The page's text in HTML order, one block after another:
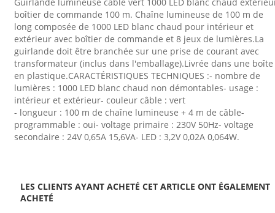
boîtier de commande 100 m. Chaîne lumineuse de 100 m de
long composée de 1000 LED blanc chaud pour intérieur et
extérieur avec boîtier de commande et 8 jeux de lumières.La
guirlande doit être branchée sur une prise de courant avec
transformateur (inclus dans l'emballage).Livrée dans une boîte
en plastique.CARACTÉRISTIQUES TECHNIQUES :- nombre de
lumières : 1000 LED blanc chaud non démontables- usage :
intérieur et extérieur- couleur câble : vert
- longueur : 100 m de chaîne lumineuse + 4 m de câble-
programmable : oui- voltage primaire : 230V 50Hz- voltage
secondaire : 24V 0,65A 15,6VA- LED : 3,2V 0,02A 0,064W.
LES CLIENTS AYANT ACHETÉ CET ARTICLE ONT ÉGALEMENT
ACHETÉ